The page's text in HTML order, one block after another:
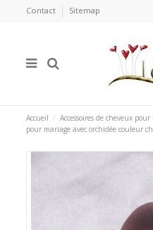
Contact Sitemap
Accueil Accessoires de cheveux
pour mariage avec orchidée couleur